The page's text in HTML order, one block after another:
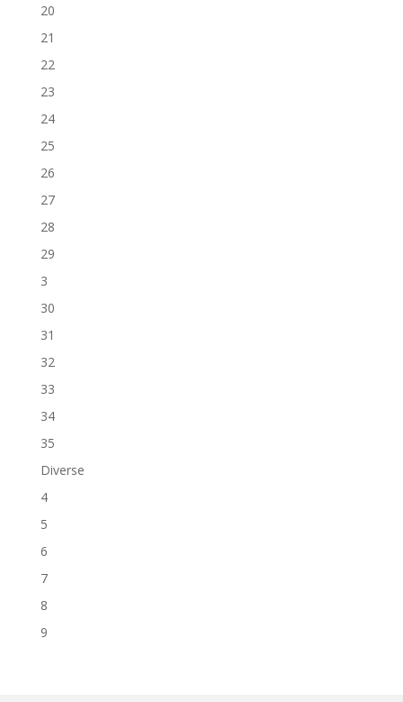
20
21
22
23
24
25
26
27
28
29
3
30
31
32
33
34
35
Diverse
4
5
6
7
8
9